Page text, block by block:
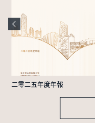
二零二五年度年報